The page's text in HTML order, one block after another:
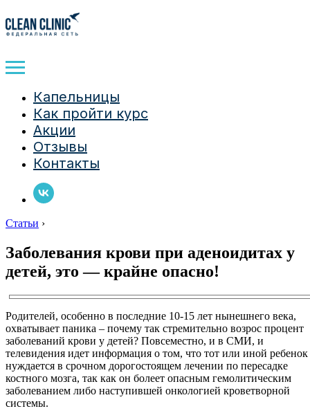
Капельницы
Как пройти курс
Акции
Отзывы
Контакты
Статьи ›
Заболевания крови при аденоидитах у
детей, это — крайне опасно!
Родителей, особенно в последние 10-15 лет нынешнего века,
охватывает паника – почему так стремительно возрос процент
заболеваний крови у детей? Повсеместно, и в СМИ, и
телевидения идет информация о том, что тот или иной ребенок
нуждается в срочном дорогостоящем лечении по пересадке
костного мозга, так как он болеет опасным гемолитическим
заболеванием либо наступившей онкологией кроветворной
системы.